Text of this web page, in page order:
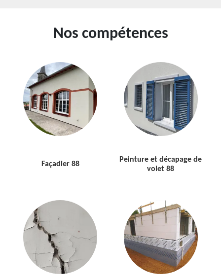
Nos compétences
Façadier 88
Peinture et décapage de
volet 88